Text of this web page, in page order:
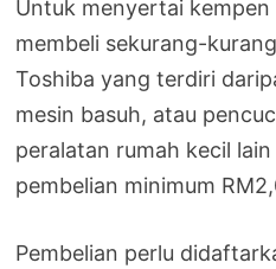
Untuk menyertai
membeli sekurang-
Toshiba yang terdiri
mesin basuh, atau
peralatan rumah kecil
pembelian minimum
Pembelian perlu